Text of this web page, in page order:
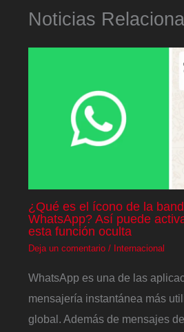
Noticias
¿Qué es el ícono de la
WhatsApp? Así puede
esta función oculta
Deja un comentario / Internacional
WhatsApp es una de las
mensajería instantánea más
global. Además de mensajes